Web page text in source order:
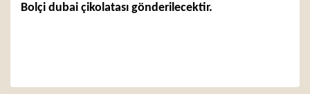
Bolçi dubai çikolatası gönderilecektir.